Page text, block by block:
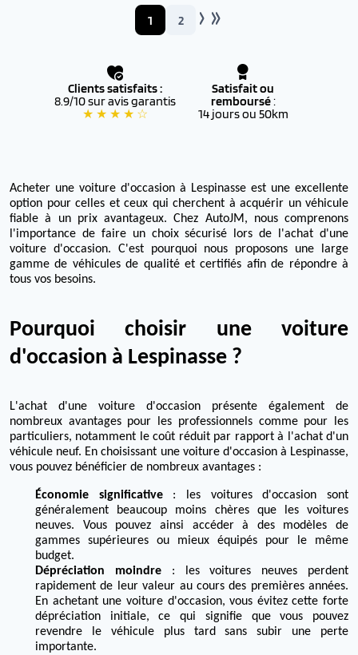
1 2
Clients satisfaits :
8.9/10 sur avis garantis
★ ★ ★ ★ ☆
Satisfait ou
remboursé:
14 jours ou 50km
Acheter une voiture d'occasion à Lespinasse est une excellente
option pour celles et ceux qui cherchent à acquérir un véhicule
fiable à un prix avantageux. Chez AutoJM, nous comprenons
l'importance de faire un choix sécurisé lors de l'achat d'une
voiture d'occasion. C'est pourquoi nous proposons une large
gamme de véhicules de qualité et certifiés afin de répondre à
tous vos besoins.
Pourquoi choisir une voiture
d'occasion à Lespinasse ?
L'achat d'une voiture d'occasion présente également de
nombreux avantages pour les professionnels comme pour les
particuliers, notamment le coût réduit par rapport à l'achat d'un
véhicule neuf. En choisissant une voiture d'occasion à Lespinasse,
vous pouvez bénéficier de nombreux avantages :
Économie significative: les voitures d'occasion sont
généralement beaucoup moins chères que les voitures
neuves. Vous pouvez ainsi accéder à des modèles de
gammes supérieures ou mieux équipés pour le même
budget.
Dépréciation moindre: les voitures neuves perdent
rapidement de leur valeur au cours des premières années.
En achetant une voiture d'occasion, vous évitez cette forte
dépréciation initiale, ce qui signifie que vous pouvez
revendre le véhicule plus tard sans subir une perte
importante.